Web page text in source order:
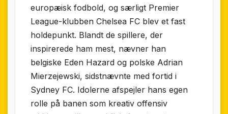
europæisk fodbold, og særligt Premier
League-klubben Chelsea FC blev et fast
holdepunkt. Blandt de spillere, der
inspirerede ham mest, nævner han
belgiske Eden Hazard og polske Adrian
Mierzejewski, sidstnævnte med fortid i
Sydney FC. Idolerne afspejler hans egen
rolle på banen som kreativ offensiv